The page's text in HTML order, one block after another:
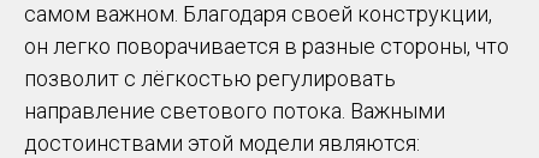
самом важном. Благодаря своей конструкции,
он легко поворачивается в разные стороны, что
позволит с лёгкостью регулировать
направление светового потока. Важными
достоинствами этой модели являются: